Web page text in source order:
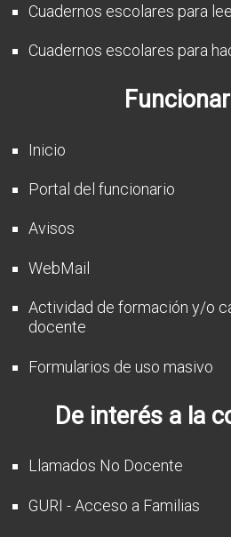
Cuadernos escolares para
Cuadernos escolares para
Inicio
Portal del funcionario
Avisos
WebMail
Actividad de formación y/o
docente
Formularios de uso masivo
De interés a la
Llamados No Docente
GURI - Acceso a Familias